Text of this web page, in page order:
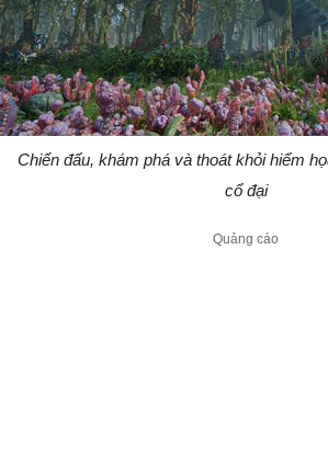
Chiến đấu, khám phá và thoát khỏi hiểm
cổ đại